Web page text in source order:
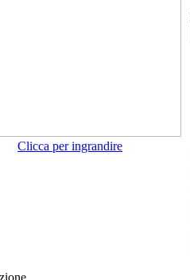
Clicca per ingrandire